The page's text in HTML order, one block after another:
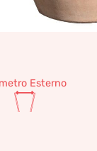
Esterno